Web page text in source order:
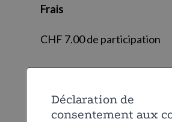
Frais
CHF 7.00 de participation
Déclaration de
consentement aux